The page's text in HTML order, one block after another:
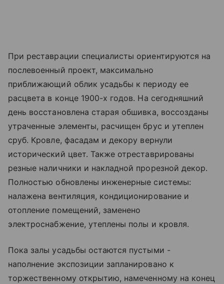
При реставрации специалисты ориентируются на
послевоенный проект, максимально
приближающий облик усадьбы к периоду ее
расцвета в конце 1900-х годов. На сегодняшний
день восстановлена старая обшивка, воссозданы
утраченные элементы, расчищен брус и утеплен
сруб. Кровле, фасадам и декору вернули
исторический цвет. Также отреставрированы
резные наличники и накладной прорезной декор.
Полностью обновлены инженерные системы:
налажена вентиляция, кондиционирование и
отопление помещений, заменено
электроснабжение, утеплены полы и кровля.
Пока залы усадьбы остаются пустыми -
наполнение экспозиции запланировано к
торжественному открытию, намеченному на конец